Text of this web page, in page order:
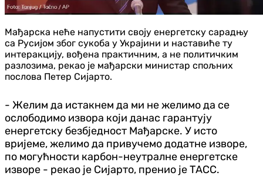
Мађарска неће напустити своју енергетску сарадњу
са Русијом због сукоба у Украјини и наставиће ту
интеракцију, вођена практичним, а не политичким
разлозима, рекао је мађарски министар спољних
послова Петер Сијарто.
- Желим да истакнем да ми не желимо да се
ослободимо извора који данас гарантују
енергетску безбједност Мађарске. У исто
вријеме, желимо да привучемо додатне изворе,
по могућности карбон-неутралне енергетске
изворе - рекао је Сијарто, пренио је ТАСС.